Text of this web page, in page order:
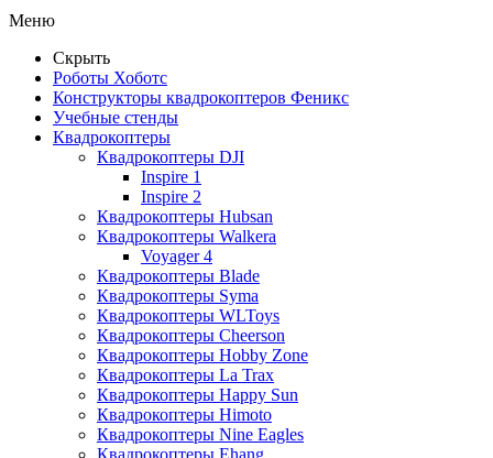
Меню
Скрыть
Роботы Хоботс
Конструкторы квадрокоптеров Феникс
Учебные стенды
Квадрокоптеры
Квадрокоптеры DJI
Inspire 1
Inspire 2
Квадрокоптеры Hubsan
Квадрокоптеры Walkera
Voyager 4
Квадрокоптеры Blade
Квадрокоптеры Syma
Квадрокоптеры WLToys
Квадрокоптеры Cheerson
Квадрокоптеры Hobby Zone
Квадрокоптеры La Trax
Квадрокоптеры Happy Sun
Квадрокоптеры Himoto
Квадрокоптеры Nine Eagles
Квадрокоптеры Ehang